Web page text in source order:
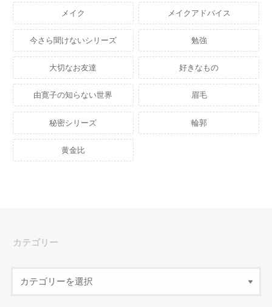
メイク メイクアドバイス
今さら聞けないシリーズ 勉強
大切なお友達 好きなもの
由寛子の知らない世界 眉毛
秘密シリーズ 輪郭
黄金比
カテゴリー